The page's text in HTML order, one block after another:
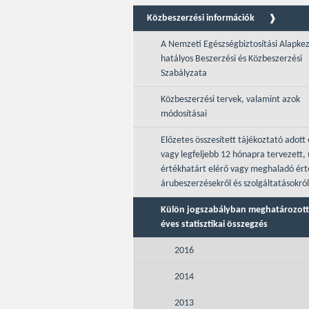
Közbeszerzési információk
A Nemzeti Egészségbiztosítási
hatályos Beszerzési és Közbeszerzési
Szabályzata
Közbeszerzési tervek, valamint azok
módosításai
Előzetes összesített tájékoztató adott
vagy legfeljebb 12 hónapra tervezett,
értékhatárt elérő vagy meghaladó
árubeszerzésekről és szolgáltatásokról
Külön jogszabályban meghatározott
éves statisztikai összegzés
2016
2014
2013